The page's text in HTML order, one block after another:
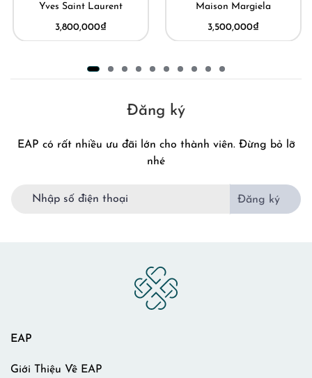
Yves Saint Laurent
3,800,000₫
Maison Margiela
3,500,000₫
Đăng ký
EAP có rất nhiều ưu đãi lớn cho thành viên. Đừng bỏ lỡ
nhé
Đăng ký
EAP
Giới Thiệu Về EAP